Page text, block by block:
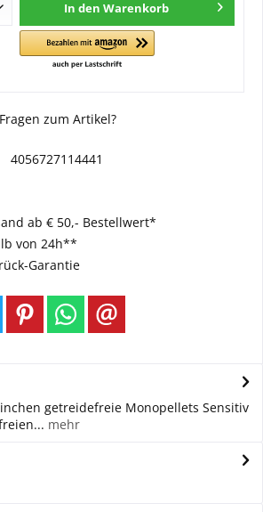
In den Warenkorb
Fragen zum Artikel?
4056727114441
ab € 50,- Bestellwert*
von 24h**
Garantie
getreidefreie Monopellets Sensitiv
mehr